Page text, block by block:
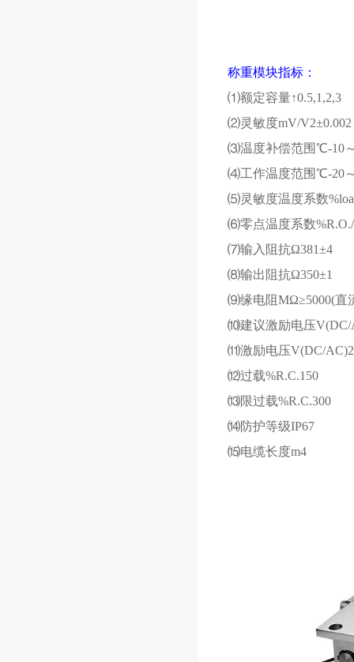
称重模块指标：
⑴额定容量↑0.5,1,2,3
⑵灵敏度mV/V2±0.002
⑶温度补偿范围℃-10
⑷工作温度范围℃-20
⑸灵敏度温度系数
⑹零点温度系数%R.O./
⑺输入阻抗Ω381±4
⑻输出阻抗Ω350±1
⑼缘电阻MΩ≥5000(直
⑽建议激励电压V(DC/
⑾激励电压V(DC/
⑿过载%R.C.150
⒀限过载%R.C.300
⒁防护等级IP67
⒂电缆长度m4